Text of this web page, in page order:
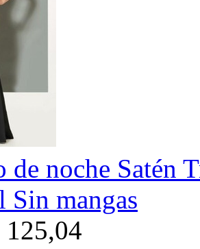
de noche Satén
Sin mangas
125,04